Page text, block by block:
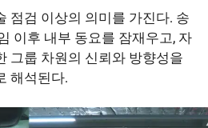
점검 이상의 의미를 가진다. 송
이후 내부 동요를 잠재우고, 자
그룹 차원의 신뢰와 방향성을
해석된다.